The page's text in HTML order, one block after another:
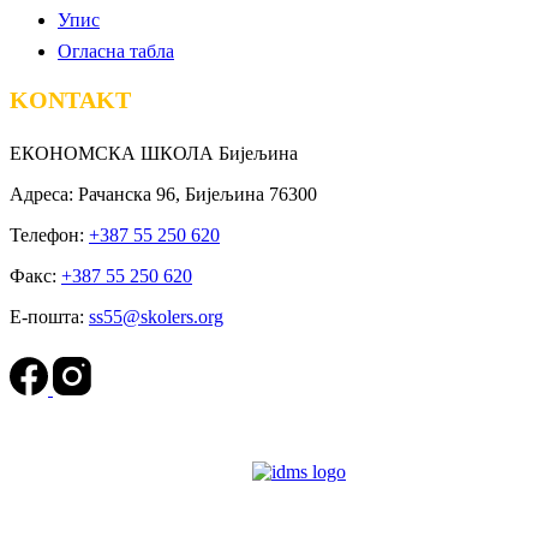
Упис
Огласна табла
KONTAKT
ЕКОНОМСКА ШКОЛА Бијељина
Адреса: Рачанска 96, Бијељина 76300
Телефон: +387 55 250 620
Факс: +387 55 250 620
Е-пошта: ss55@skolers.org